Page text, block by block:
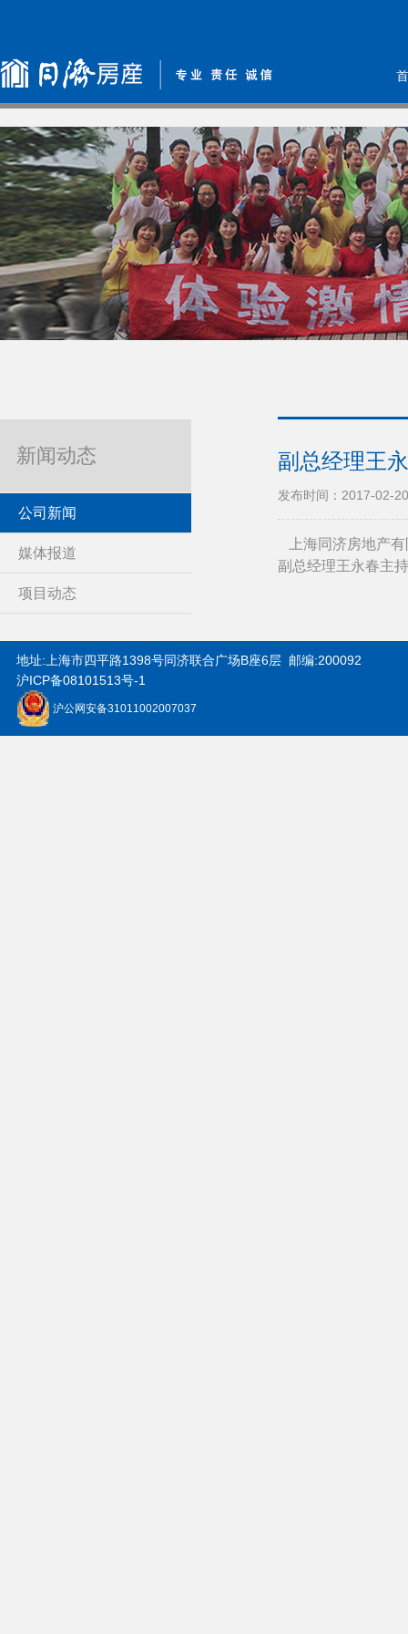
新闻动态
公司新闻
媒体报道
项目动态
副总经理王
发布时间：2017-02-20
上海同济房地产有
副总经理王永春主
地址:上海市四平路1398号同济联合广场B座6层 邮编:200092
沪ICP备08101513号-1
沪公网安备31011002007037